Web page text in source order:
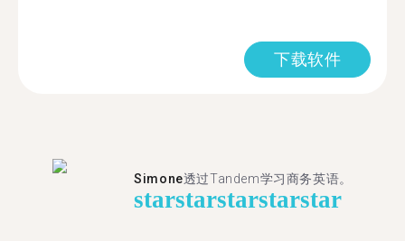
下载软件
Simone透过Tandem学习商务英语。
starstarstarstarstar